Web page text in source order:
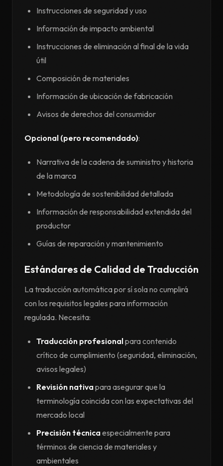
Instrucciones de seguridad y uso
Información de impacto ambiental
Instrucciones de eliminación al final de la vida
útil
Composición de materiales
Información de ubicación de fabricación
Avisos de derechos del consumidor
Opcional (pero recomendado):
Narrativa de la cadena de suministro y historia
de la marca
Metodología de sostenibilidad detallada
Información de responsabilidad extendida del
productor
Guías de reparación y mantenimiento
Estándares de Calidad de Traducción
La traducción automática por sí sola no cumplirá
con los requisitos legales para información
regulada. Necesita:
Traducción profesionalpara contenido
crítico de cumplimiento (seguridad, eliminación,
avisos legales)
Revisión nativapara asegurar que la
terminología coincida con las expectativas del
mercado local
Precisión técnicaespecialmente para
términos de ciencia de materiales y
ambientales